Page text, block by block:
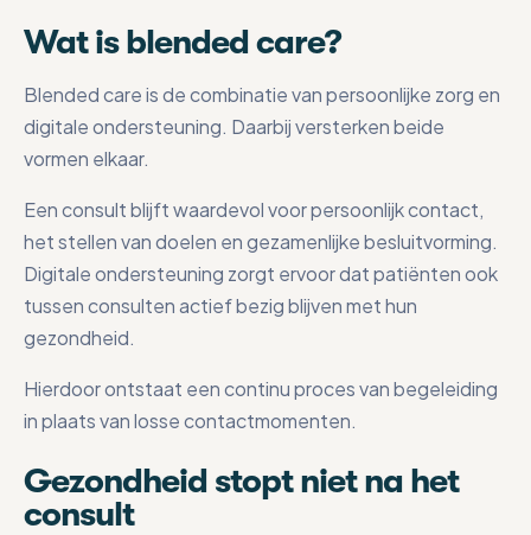
Wat is blended care?
Blended care is de combinatie van persoonlijke zorg en
digitale ondersteuning. Daarbij versterken beide
vormen elkaar.
Een consult blijft waardevol voor persoonlijk contact,
het stellen van doelen en gezamenlijke besluitvorming.
Digitale ondersteuning zorgt ervoor dat patiënten ook
tussen consulten actief bezig blijven met hun
gezondheid.
Hierdoor ontstaat een continu proces van begeleiding
in plaats van losse contactmomenten.
Gezondheid stopt niet na het
consult